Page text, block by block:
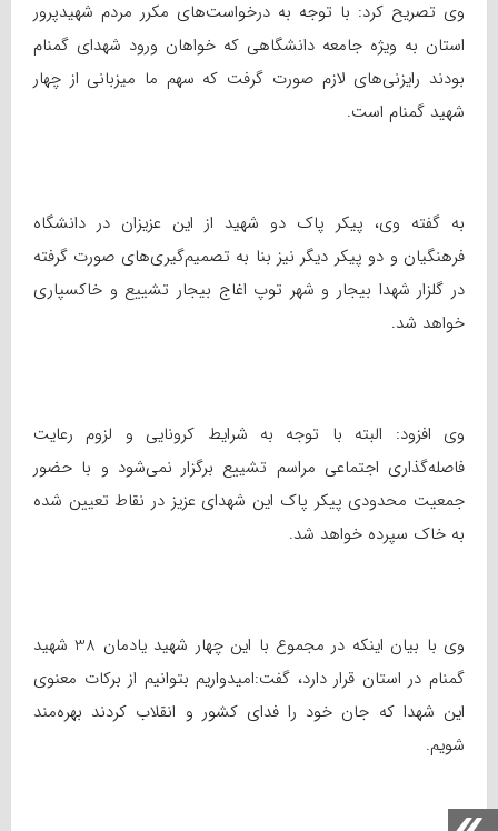
وی تصریح کرد: با توجه به درخواست‌های مکرر مردم شهیدپرور
استان به ویژه جامعه دانشگاهی که خواهان ورود شهدای گمنام
بودند رایزنی‌های لازم صورت گرفت که سهم ما میزبانی از چهار
شهید گمنام است.
به گفته وی، پیکر پاک دو شهید از این عزیزان در دانشگاه
فرهنگیان و دو پیکر دیگر نیز بنا به تصمیم‌گیری‌های صورت گرفته
در گلزار شهدا بیجار و شهر توپ اغاج بیجار تشییع و خاکسپاری
خواهد شد.
وی افزود: البته با توجه به شرایط کرونایی و لزوم رعایت
فاصله‌گذاری اجتماعی مراسم تشییع برگزار نمی‌شود و با حضور
جمعیت محدودی پیکر پاک این شهدای عزیز در نقاط تعیین شده
به خاک سپرده خواهد شد.
وی با بیان اینکه در مجموع با این چهار شهید یادمان 38 شهید
گمنام در استان قرار دارد، گفت:‌امیدواریم بتوانیم از برکات معنوی
این شهدا که جان خود را فدای کشور و انقلاب کردند بهره‌مند
شویم.